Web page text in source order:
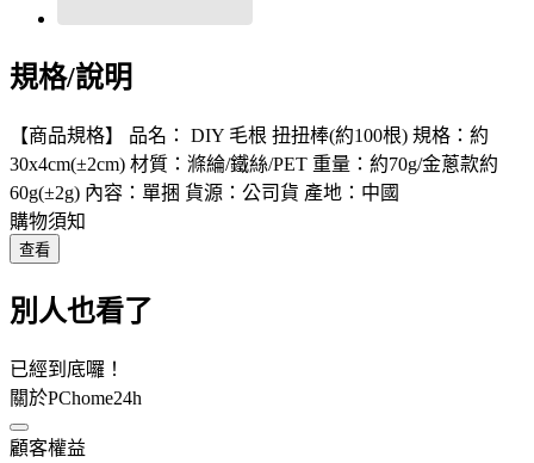
規格/說明
【商品規格】 品名： DIY 毛根 扭扭棒(約100根) 規格：約
30x4cm(±2cm) 材質：滌綸/鐵絲/PET 重量：約70g/金蔥款約
60g(±2g) 內容：單捆 貨源：公司貨 產地：中國
購物須知
查看
別人也看了
已經到底囉！
關於PChome24h
顧客權益